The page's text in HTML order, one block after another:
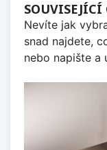
Nevíte jak
snad najdete,
nebo napište a